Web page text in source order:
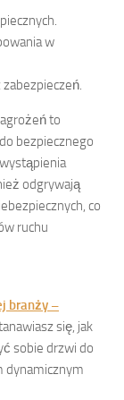
w
to
bezpiecznego
odgrywają
co
ruchu
branży –
się, jak
sobie drzwi do
dynamicznym